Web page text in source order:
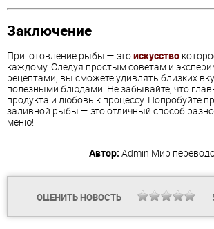
Заключение
Приготовление рыбы — этоискусство
каждому. Следуя простым советам и
рецептами, вы сможете удивлять близких
полезными блюдами. Не забывайте, что
продукта и любовь к процессу. Попробуйте
заливной рыбы — это отличный способ
меню!
Автор: Admin Мир
ОЦЕНИТЬ НОВОСТЬ